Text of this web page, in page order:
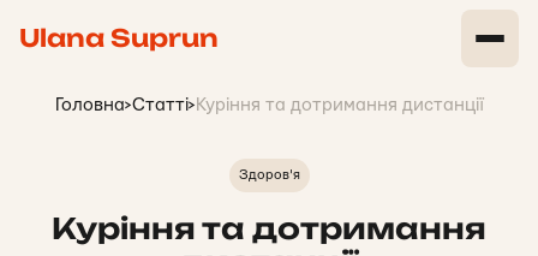
Ulana Suprun
Головна>Статті> Куріння та дотримання дистанції
Здоров'я
Куріння та дотримання